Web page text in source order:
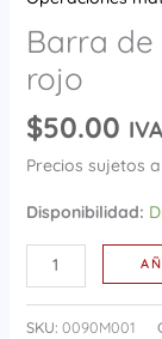
Barra de
rojo
$50.00
Precios sujetos
Disponibilidad:
SKU: 0090M001